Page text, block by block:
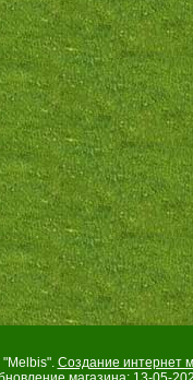
Создание интернет